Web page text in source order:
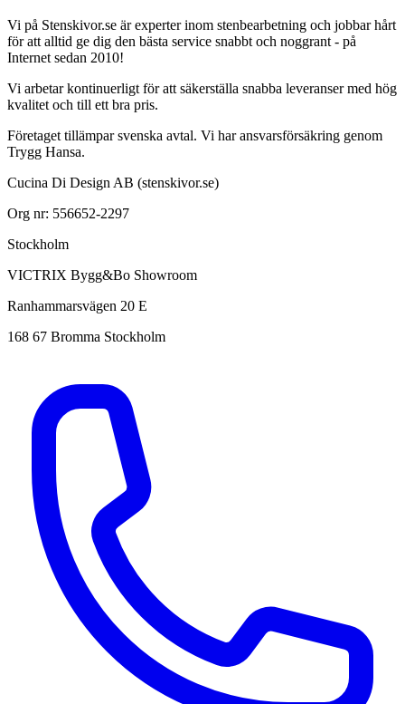
Vi på Stenskivor.se är experter inom stenbearbetning och jobbar hårt
för att alltid ge dig den bästa service snabbt och noggrant - på
Internet sedan 2010!
Vi arbetar kontinuerligt för att säkerställa snabba leveranser med hög
kvalitet och till ett bra pris.
Företaget tillämpar svenska avtal. Vi har ansvarsförsäkring genom
Trygg Hansa.
Cucina Di Design AB (stenskivor.se)
Org nr: 556652-2297
Stockholm
VICTRIX Bygg&Bo Showroom
Ranhammarsvägen 20 E
168 67 Bromma Stockholm